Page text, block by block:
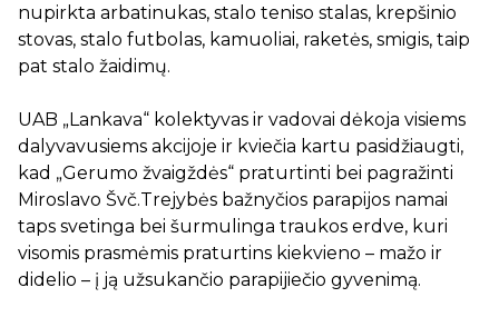
nupirkta arbatinukas, stalo teniso stalas, krepšinio
stovas, stalo futbolas, kamuoliai, raketės, smigis, taip
pat stalo žaidimų.
UAB „Lankava“ kolektyvas ir vadovai dėkoja visiems
dalyvavusiems akcijoje ir kviečia kartu pasidžiaugti,
kad „Gerumo žvaigždės“ praturtinti bei pagražinti
Miroslavo Švč.Trejybės bažnyčios parapijos namai
taps svetinga bei šurmulinga traukos erdve, kuri
visomis prasmėmis praturtins kiekvieno – mažo ir
didelio – į ją užsukančio parapijiečio gyvenimą.